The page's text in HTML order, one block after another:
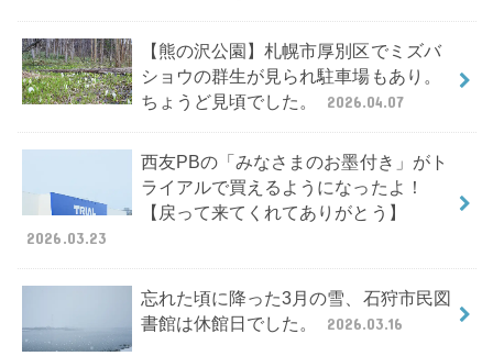
【熊の沢公園】札幌市厚別区でミズバ
ショウの群生が見られ駐車場もあり。
ちょうど見頃でした。
2026.04.07
西友PBの「みなさまのお墨付き」がト
ライアルで買えるようになったよ！
【戻って来てくれてありがとう】
2026.03.23
忘れた頃に降った3月の雪、石狩市民図
書館は休館日でした。
2026.03.16